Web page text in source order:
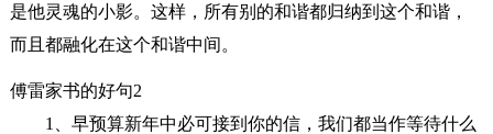
是他灵魂的小影。这样，所有别的和谐都归纳到这个和谐，
而且都融化在这个和谐中间。
傅雷家书的好句2
1、早预算新年中必可接到你的信，我们都当作等待什么